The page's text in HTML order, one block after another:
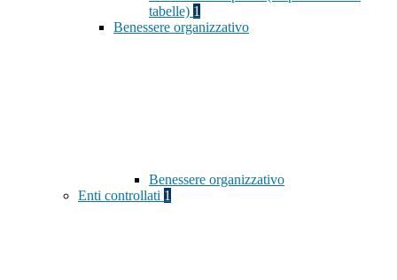
tabelle) 1
Benessere organizzativo
Benessere organizzativo
Enti controllati 1